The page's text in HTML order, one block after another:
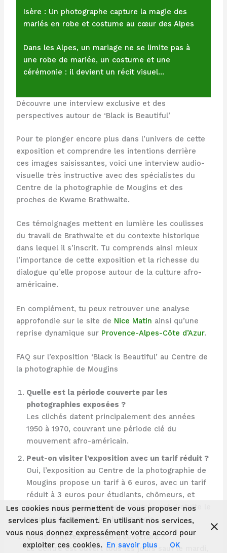
Isère : Un photographe capture la magie des
mariés en robe et costume au cœur des Alpes
Dans les Alpes, un mariage ne se limite pas à
une robe de mariée, un costume et une
cérémonie : il devient un récit visuel…
Découvre une interview exclusive et des
perspectives autour de ‘Black is Beautiful’
Pour te plonger encore plus dans l’univers de cette
exposition et comprendre les intentions derrière
ces images saisissantes, voici une interview audio-
visuelle très instructive avec des spécialistes du
Centre de la photographie de Mougins et des
proches de Kwame Brathwaite.
Ces témoignages mettent en lumière les coulisses
du travail de Brathwaite et du contexte historique
dans lequel il s’inscrit. Tu comprends ainsi mieux
l’importance de cette exposition et la richesse du
dialogue qu’elle propose autour de la culture afro-
américaine.
En complément, tu peux retrouver une analyse
approfondie sur le site de Nice Matin ainsi qu’une
reprise dynamique sur Provence-Alpes-Côte d’Azur.
FAQ sur l’exposition ‘Black is Beautiful’ au Centre de
la photographie de Mougins
Quelle est la période couverte par les
photographies exposées ?
Les clichés datent principalement des années
1950 à 1970, couvrant une période clé du
mouvement afro-américain.
Peut-on visiter l’exposition avec un tarif réduit ?
Oui, l’exposition au Centre de la photographie de
Mougins propose un tarif à 6 euros, avec un tarif
réduit à 3 euros pour étudiants, chômeurs, et
autres publics spécifiques. L’entrée est gratuite le
premier dimanche de chaque mois.
Quels sont les horaires d’ouverture ?
Le Centre est ouvert tous les jours sauf le mardi,
Les cookies nous permettent de vous proposer nos
services plus facilement. En utilisant nos services,
vous nous donnez expressément votre accord pour
exploiter ces cookies. En savoir plus OK